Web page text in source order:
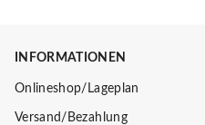
INFORMATIONEN
Onlineshop/Lageplan
Versand/Bezahlung